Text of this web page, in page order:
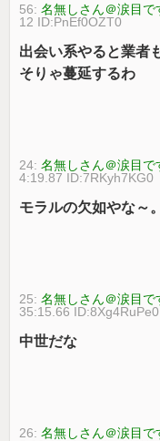
56:名無しさん＠涙目で
12 ID:PnEf0OZT0
出会い系やると業者
そりゃ蔓延するわ
24:名無しさん＠涙目で
4:19.87 ID:7RKyh7KG0
モラルの欠如やな～。
25:名無しさん＠涙目で
35:15.66 ID:8Xg4RuPe0
中世だな
26:名無しさん＠涙目